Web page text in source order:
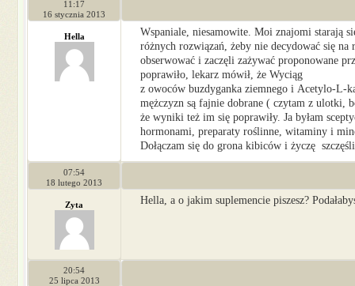
11:17
16 stycznia 2013
Hella
Wspaniale, niesamowite. Moi znajomi starają
różnych rozwiązań, żeby nie decydować się
obserwować i zaczęli zażywać proponowane
poprawiło, lekarz mówił, że Wyciąg
z owoców buzdyganka ziemnego i Acetylo-L-
mężczyzn są fajnie dobrane ( czytam z ulotki,
że wyniki też im się poprawiły. Ja byłam
hormonami, preparaty roślinne, witaminy i
Dołączam się do grona kibiców i życzę
07:54
18 lutego 2013
Zyta Hella, a o jakim suplemencie piszesz?
20:54
25 lipca 2013